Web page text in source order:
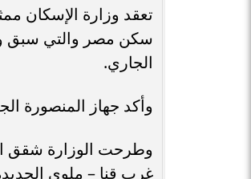
تعقد وزارة الإسكان
الجاري.
وأكد جهاز المنصورة
وطرحت الوزارة شقق
غرب قنا – ملوي